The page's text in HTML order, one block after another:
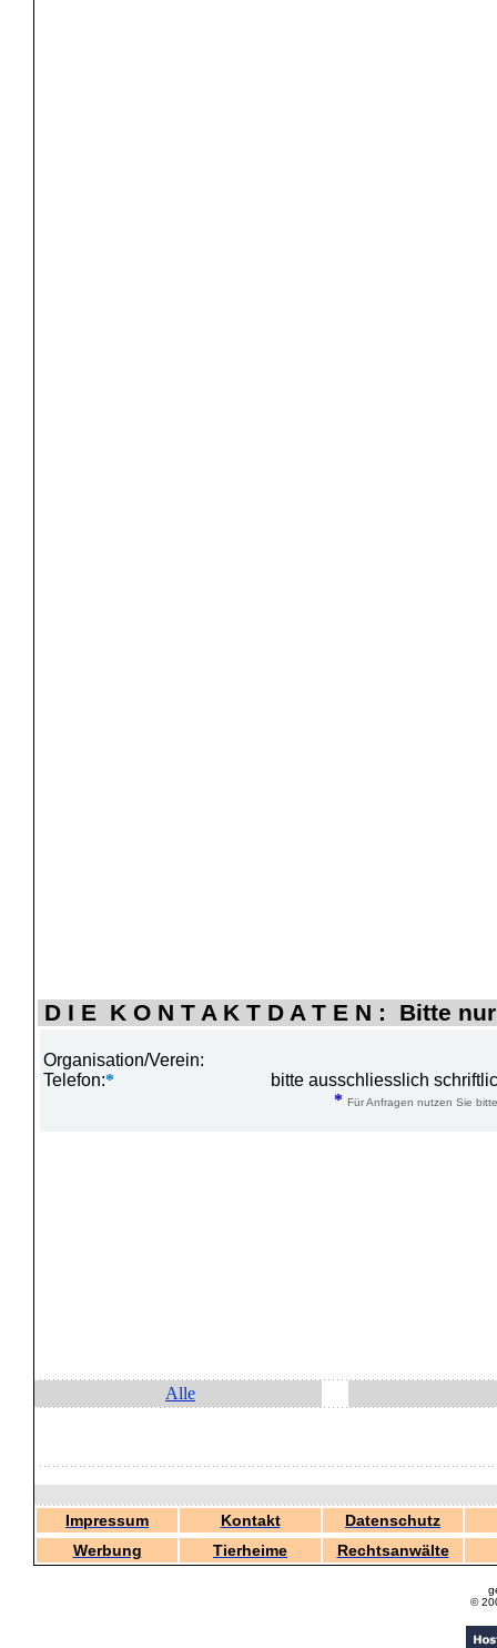
D I E K O N T A K T D A T E N : Bitte
Organisation/Verein:
Telefon:*
bitte ausschliesslich
* Für Anfragen nutzen Sie
Alle
Impressum Kontakt
Datenschutz
Werbung
Tierheime Rechtsanwälte
©